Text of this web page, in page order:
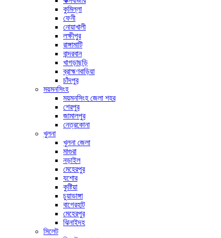
কুমিল্লা
ফেনী
নোয়াখালী
লক্ষীপুর
রাঙ্গামাটি
বান্দরবান
খাগড়াছড়ি
ব্রাহ্মণবাড়িয়া
চাঁদপুর
ময়মনসিংহ
ময়মনসিংহ জেলা শহর
শেরপুর
জামালপুর
নেত্রকোনা
খুলনা
খুলনা জেলা
মাগুরা
নড়াইল
মেহেরপুর
যশোর
কুষ্টিয়া
চুয়াডাঙ্গা
বাগেরহাট
মেহেরপুর
ঝিনাইদহ
সিলেট